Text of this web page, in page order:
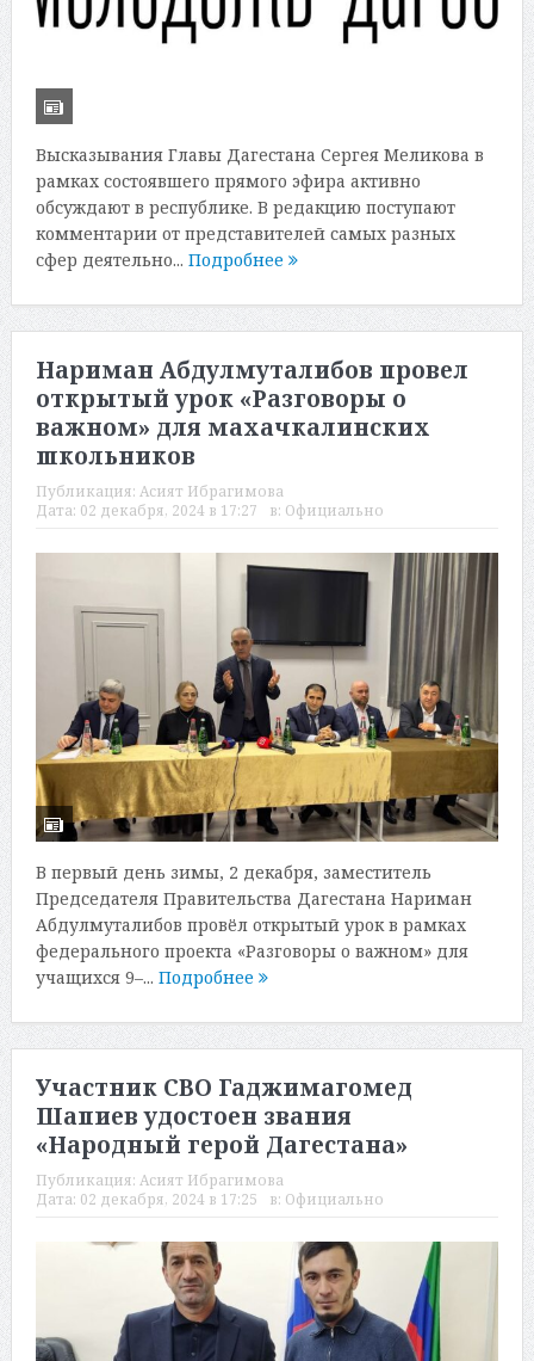
Высказывания Главы Дагестана Сергея Меликова в
рамках состоявшего прямого эфира активно
обсуждают в республике. В редакцию поступают
комментарии от представителей самых разных
сфер деятельно... Подробнее
Нариман Абдулмуталибов провел
открытый урок «Разговоры о
важном» для махачкалинских
школьников
Публикация: Асият Ибрагимова
Дата: 02 декабря, 2024 в 17:27 в: Официально
В первый день зимы, 2 декабря, заместитель
Председателя Правительства Дагестана Нариман
Абдулмуталибов провёл открытый урок в рамках
федерального проекта «Разговоры о важном» для
учащихся 9–... Подробнее
Участник СВО Гаджимагомед
Шапиев удостоен звания
«Народный герой Дагестана»
Публикация: Асият Ибрагимова
Дата: 02 декабря, 2024 в 17:25 в: Официально